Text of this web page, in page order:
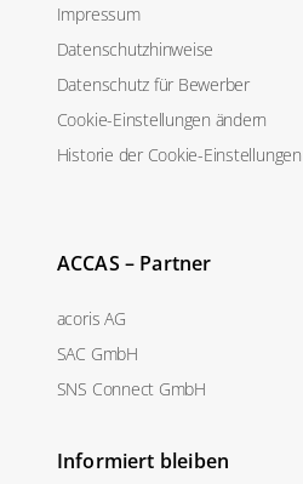
Impressum
Datenschutzhinweise
Datenschutz für Bewerber
Cookie-Einstellungen ändern
Historie der Cookie-Einstellungen
ACCAS – Partner
acoris AG
SAC GmbH
SNS Connect GmbH
Informiert bleiben